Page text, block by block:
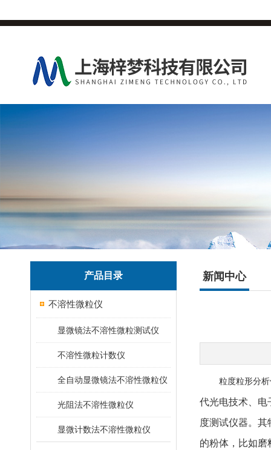
产品目录
不溶性微粒仪
显微镜法不溶性微粒测试仪
不溶性微粒计数仪
全自动显微镜法不溶性微粒仪
光阻法不溶性微粒仪
显微计数法不溶性微粒仪
新闻中心
粒度粒形分
代光电技术、电
度测试仪器。
的粉体，比如